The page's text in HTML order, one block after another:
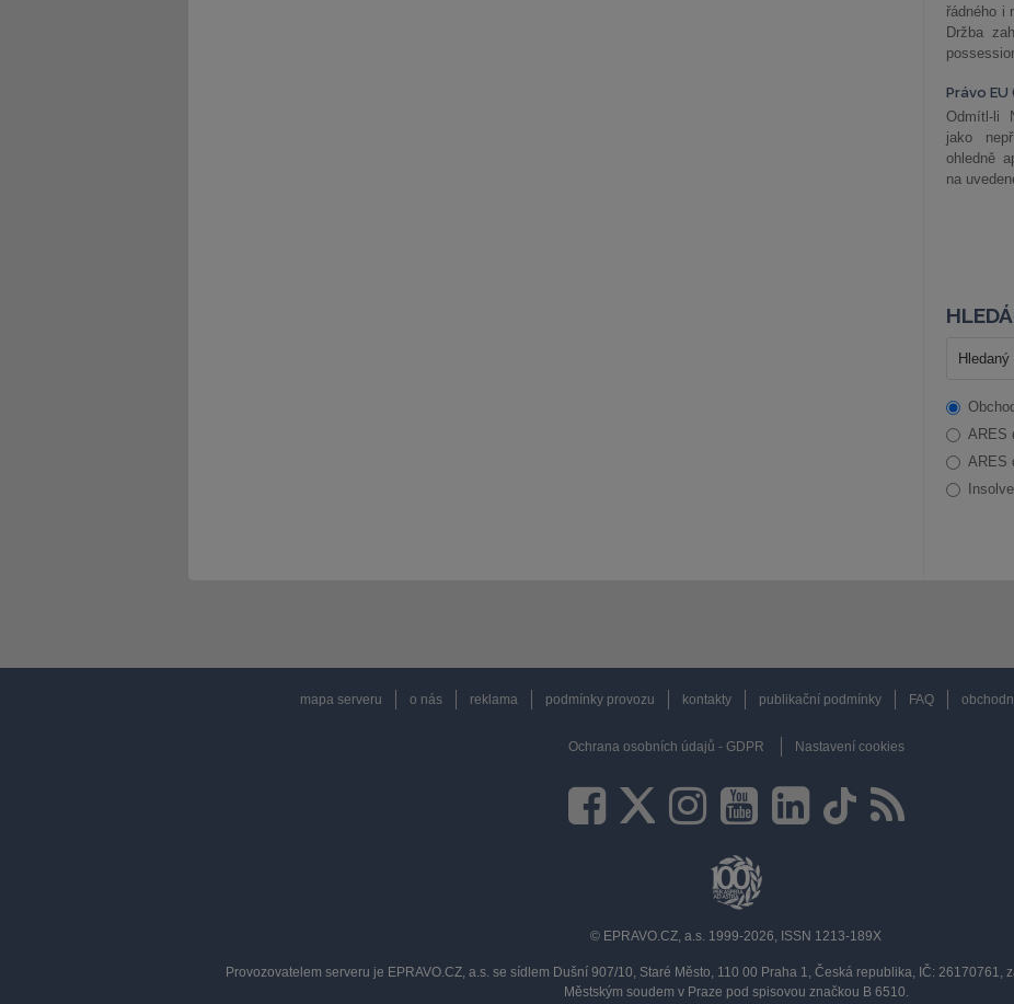
řádného i
Držba
Právo
Odmítl-li
jako
ohledně
na
ARES
ARES
mapa serveru o nás reklama podmínky provozu kontakty publikační podmínky FAQ
Ochrana osobních údajů - GDPR Nastavení cookies
© EPRAVO.CZ, a.s. 1999-2026, ISSN 1213-189X
Provozovatelem serveru je EPRAVO.CZ, a.s. se sídlem Dušní 907/10, Staré Město, 110 00 Praha 1, Česká republika, IČ: 26170761,
Městským soudem v Praze pod spisovou značkou B 6510.